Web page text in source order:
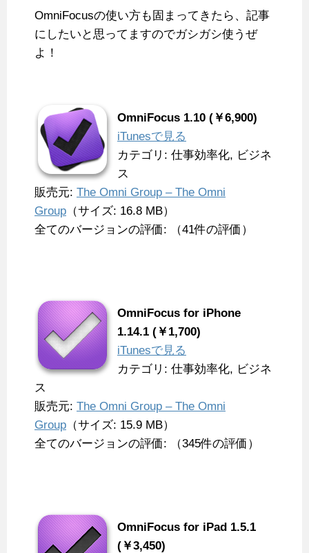
OmniFocusの使い方も固まってきたら、記事
にしたいと思ってますのでガシガシ使うぜ
よ！
OmniFocus 1.10 (￥6,900)
iTunesで見る
カテゴリ: 仕事効率化, ビジネ
ス
販売元: The Omni Group – The Omni
Group （サイズ: 16.8 MB）
全てのバージョンの評価: （41件の評価）
OmniFocus for iPhone
1.14.1 (￥1,700)
iTunesで見る
カテゴリ: 仕事効率化, ビジネ
ス
販売元: The Omni Group – The Omni
Group （サイズ: 15.9 MB）
全てのバージョンの評価: （345件の評価）
OmniFocus for iPad 1.5.1
(￥3,450)